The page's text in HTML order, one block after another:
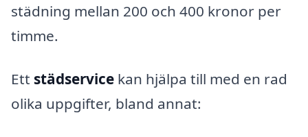
städning mellan 200 och 400 kronor per
timme.
Ett städservice kan hjälpa till med en rad
olika uppgifter, bland annat: